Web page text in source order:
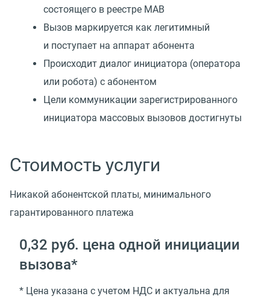
состоящего в реестре МАВ
Вызов маркируется как легитимный
и поступает на аппарат абонента
Происходит диалог инициатора (оператора
или робота) с абонентом
Цели коммуникации зарегистрированного
инициатора массовых вызовов достигнуты
Стоимость услуги
Никакой абонентской платы, минимального
гарантированного платежа
0,32 руб. цена одной инициации
вызова*
* Цена указана с учетом НДС и актуальна для